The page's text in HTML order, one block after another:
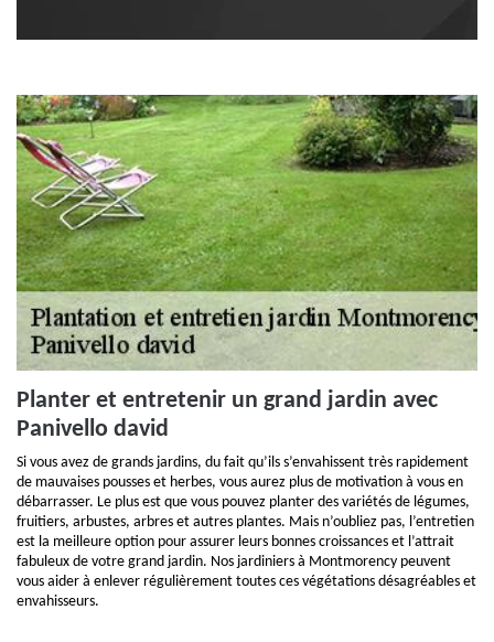
Planter et entretenir un grand jardin avec
Panivello david
Si vous avez de grands jardins, du fait qu’ils s’envahissent très rapidement
de mauvaises pousses et herbes, vous aurez plus de motivation à vous en
débarrasser. Le plus est que vous pouvez planter des variétés de légumes,
fruitiers, arbustes, arbres et autres plantes. Mais n’oubliez pas, l’entretien
est la meilleure option pour assurer leurs bonnes croissances et l’attrait
fabuleux de votre grand jardin. Nos jardiniers à Montmorency peuvent
vous aider à enlever régulièrement toutes ces végétations désagréables et
envahisseurs.